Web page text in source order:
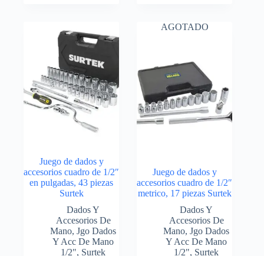
Juego de dados y
accesorios cuadro de 1/2″
en pulgadas, 43 piezas
Surtek
Dados Y
Accesorios De
Mano,Jgo Dados
Y Acc De Mano
1/2", Surtek
AGOTADO
Juego de dados y
accesorios cuadro de 1/2″
metrico, 17 piezas Surtek
Dados Y
Accesorios De
Mano,Jgo Dados
Y Acc De Mano
1/2", Surtek